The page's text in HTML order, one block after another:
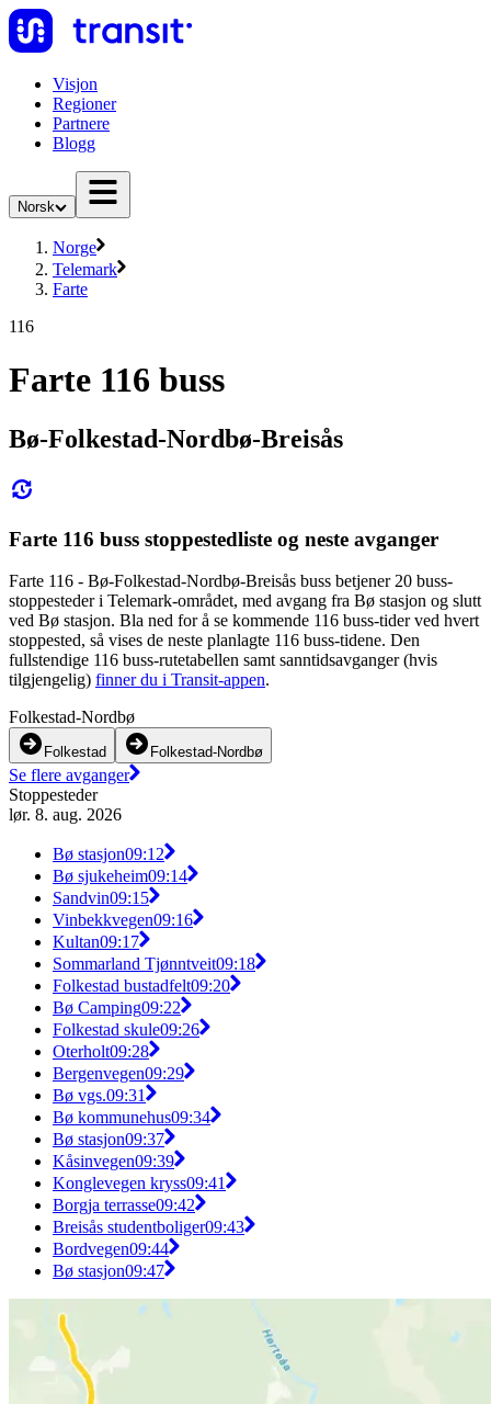
Visjon
Regioner
Partnere
Blogg
Norsk
Norge
Telemark
Farte
116
Farte 116 buss
Bø-Folkestad-Nordbø-Breisås
Farte 116 buss stoppestedliste og neste avganger
Farte 116 - Bø-Folkestad-Nordbø-Breisås buss betjener 20 buss-
stoppesteder i Telemark-området, med avgang fra Bø stasjon og slutt
ved Bø stasjon. Bla ned for å se kommende 116 buss-tider ved hvert
stoppested, så vises de neste planlagte 116 buss-tidene. Den
fullstendige 116 buss-rutetabellen samt sanntidsavganger (hvis
tilgjengelig) finner du i Transit-appen.
Folkestad-Nordbø
Folkestad Folkestad-Nordbø
Se flere avganger
Stoppesteder
lør. 8. aug. 2026
Bø stasjon09:12
Bø sjukeheim09:14
Sandvin09:15
Vinbekkvegen09:16
Kultan09:17
Sommarland Tjønntveit09:18
Folkestad bustadfelt09:20
Bø Camping09:22
Folkestad skule09:26
Oterholt09:28
Bergenvegen09:29
Bø vgs.09:31
Bø kommunehus09:34
Bø stasjon09:37
Kåsinvegen09:39
Konglevegen kryss09:41
Borgja terrasse09:42
Breisås studentboliger09:43
Bordvegen09:44
Bø stasjon09:47